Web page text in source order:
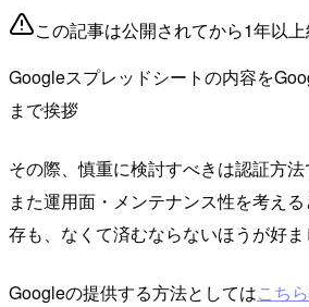
この記事は公開されてから1年以
Googleスプレッドシートの内容を
まで挨拶
その際、慎重に検討すべきは認証方
また運用面・メンテナンス性を考え
存も、なくて済むならないほうが好ま
Googleの提供する方法としてはこち